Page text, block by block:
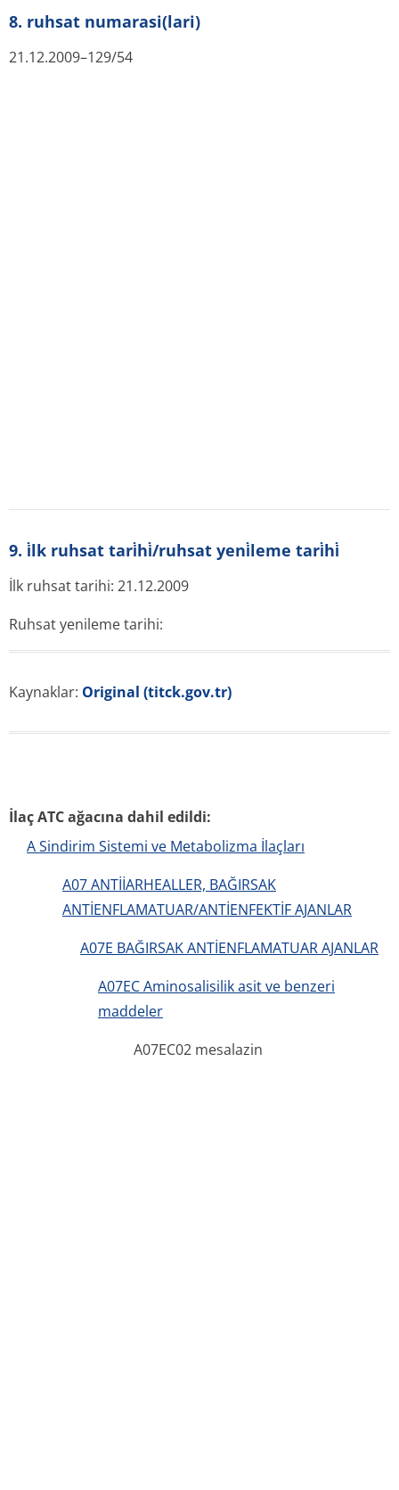
8. ruhsat numarasi(lari)
21.12.2009–129/54
ATC kodları
Çerezler
İletişim
Türkiye ilac-kullanma-talimat.web.tr